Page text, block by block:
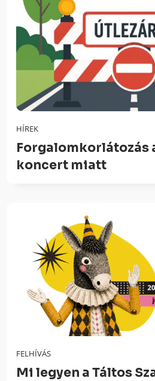
HÍREK
Forgalomkorlátozás
koncert miatt
FELHÍVÁS
Mi legyen a Táltos